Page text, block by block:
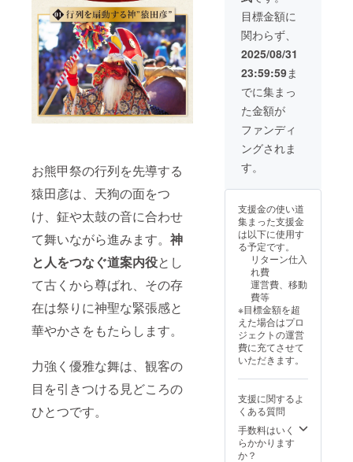
お熊甲祭の行列を先導する
猿田彦は、天狗の面をつ
け、鉦や太鼓の音に合わせ
て舞いながら進みます。 神
と人をつなぐ道案内役とし
て古くから尊ばれ、その存
在は祭りに神聖な緊張感と
華やかさをもたらします。
力強く優雅な舞は、観客の
目を引きつける見どころの
ひとつです。
考欄に
ご入力
くださ
い
（ニッ
クネー
ム
可）。
8cmx1
8cm程
度 【掲
載期
間】9月
20日の
お祭り
で掲げ
たあ
と、翌
年のお
祭りま
甲祭神
に展示
致しま
す。
2030年
9月ま
お祭り
は追っ
てご連
絡いた
します
※ご希望
のお名
考欄に
ご入力
くださ
い
（ニッ
目標金額に
関わらず、
2025/08/31
23:59:59ま
でに集まっ
た金額が
ファンディ
ングされま
す。
支援金の使い道
集まった支援金
は以下に使用す
る予定です。
リターン仕入
れ費
運営費、移動
費等
※目標金額を超
えた場合はプロ
ジェクトの運営
費に充てさせて
いただきます。
支援に関するよ
くある質問
手数料はいく
らかかります
か？